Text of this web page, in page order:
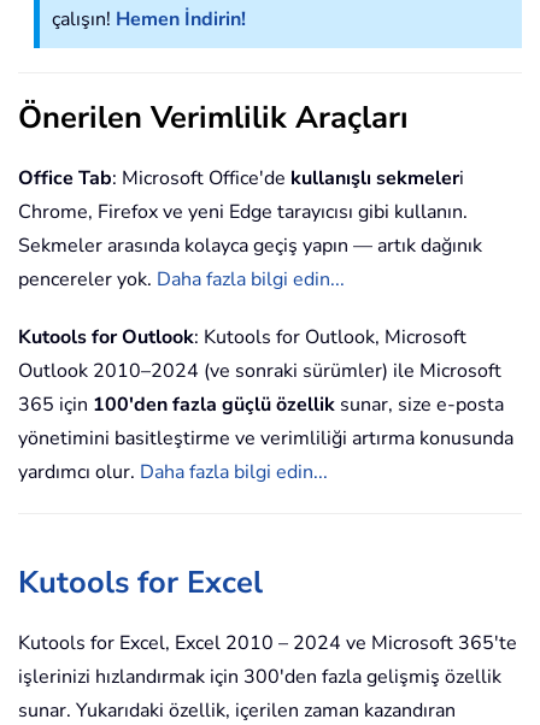
çalışın! Hemen İndirin!
Önerilen Verimlilik Araçları
Office Tab: Microsoft Office'de kullanışlı sekmeleri
Chrome, Firefox ve yeni Edge tarayıcısı gibi kullanın.
Sekmeler arasında kolayca geçiş yapın — artık dağınık
pencereler yok. Daha fazla bilgi edin...
Kutools for Outlook: Kutools for Outlook, Microsoft
Outlook 2010–2024 (ve sonraki sürümler) ile Microsoft
365 için 100'den fazla güçlü özellik sunar, size e-posta
yönetimini basitleştirme ve verimliliği artırma konusunda
yardımcı olur. Daha fazla bilgi edin...
Kutools for Excel
Kutools for Excel, Excel 2010 – 2024 ve Microsoft 365'te
işlerinizi hızlandırmak için 300'den fazla gelişmiş özellik
sunar. Yukarıdaki özellik, içerilen zaman kazandıran